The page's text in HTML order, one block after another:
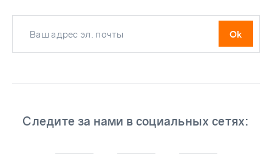
Следите за нами в социальных сетях: